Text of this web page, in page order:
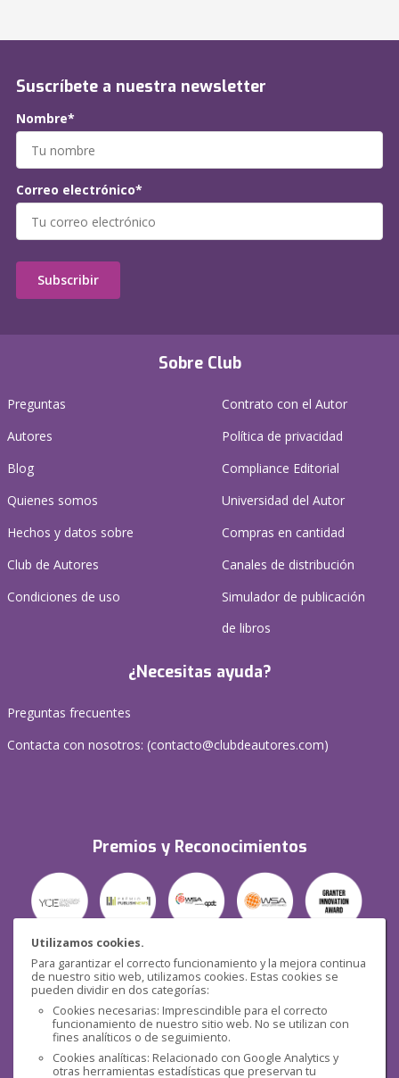
Utilizamos cookies.
Para garantizar el correcto funcionamiento y la mejora continua
de nuestro sitio web, utilizamos cookies. Estas cookies se
pueden dividir en dos categorías:
Cookies necesarias: Imprescindible para el correcto
funcionamiento de nuestro sitio web. No se utilizan con
fines analíticos o de seguimiento.
Cookies analíticas: Relacionado con Google Analytics y
otras herramientas estadísticas que preservan tu
Sobre Club
Preguntas
Autores
Blog
Quienes somos
Hechos y datos sobre
Club de Autores
Condiciones de uso
Contrato con el Autor
Política de privacidad
Compliance Editorial
Universidad del Autor
Compras en cantidad
Canales de distribución
Simulador de publicación
de libros
¿Necesitas ayuda?
Preguntas frecuentes
Contacta con nosotros: (contacto@clubdeautores.com)
Premios y Reconocimientos
Seguridad
Suscríbete a nuestra newsletter
Nombre*
Correo electrónico*
Subscribir